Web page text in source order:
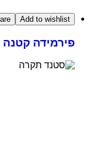
Add to wishlist
Compare
פירמידה קטנה 1.5 מטר